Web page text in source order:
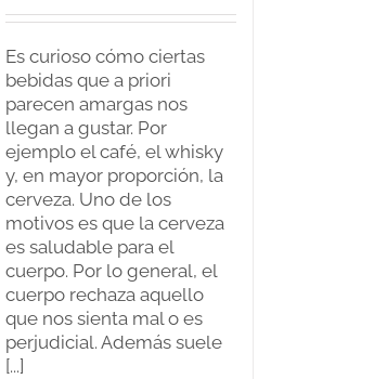
Es curioso cómo ciertas
bebidas que a priori
parecen amargas nos
llegan a gustar. Por
ejemplo el café, el whisky
y, en mayor proporción, la
cerveza. Uno de los
motivos es que la cerveza
es saludable para el
cuerpo. Por lo general, el
cuerpo rechaza aquello
que nos sienta mal o es
perjudicial. Además suele
[...]